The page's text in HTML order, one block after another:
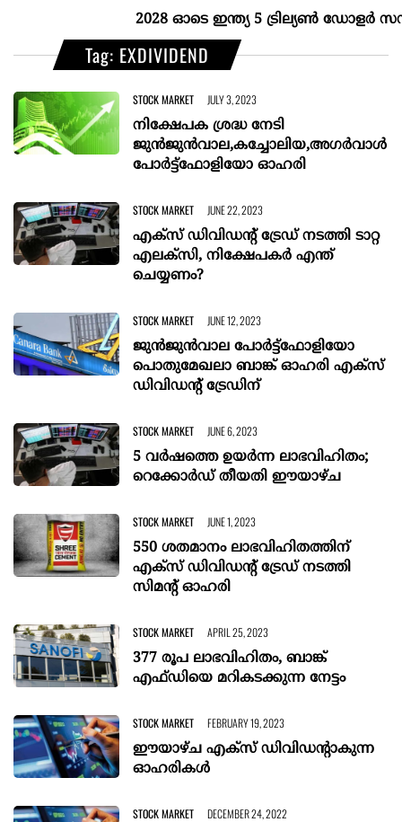
KERALA @70
2028 ഓടെ ഇന്ത്യ 5 ട്രില്യണ്‍ ഡോളര്‍
Tag: EXDIVIDEND
STOCK MARKET JULY 3, 2023
നിക്ഷേപക ശ്രദ്ധ നേടി
ജുന്‍ജുന്‍വാല,കച്ചോലിയ,അഗര്‍വാള്‍
പോര്‍ട്ട്ഫോളിയോ ഓഹരി
STOCK MARKET JUNE 22, 2023
എക്സ് ഡിവിഡന്റ് ട്രേഡ് നടത്തി ടാറ്റ
എലക്സി, നിക്ഷേപകര്‍ എന്ത്
ചെയ്യണം?
STOCK MARKET JUNE 12, 2023
ജുന്‍ജുന്‍വാല പോര്‍ട്ട്‌ഫോളിയോ
പൊതുമേഖലാ ബാങ്ക് ഓഹരി എക്‌സ്
ഡിവിഡന്റ് ട്രേഡിന്
STOCK MARKET JUNE 6, 2023
5 വര്‍ഷത്തെ ഉയര്‍ന്ന ലാഭവിഹിതം;
റെക്കോര്‍ഡ് തീയതി ഈയാഴ്ച
STOCK MARKET JUNE 1, 2023
550 ശതമാനം ലാഭവിഹിതത്തിന്
എക്സ് ഡിവിഡന്റ് ട്രേഡ് നടത്തി
സിമന്റ് ഓഹരി
STOCK MARKET APRIL 25, 2023
377 രൂപ ലാഭവിഹിതം, ബാങ്ക്
എഫ്ഡിയെ മറികടക്കുന്ന നേട്ടം
STOCK MARKET FEBRUARY 19, 2023
ഈയാഴ്ച എക്‌സ് ഡിവിഡന്റാകുന്ന
ഓഹരികള്‍
STOCK MARKET DECEMBER 24, 2022